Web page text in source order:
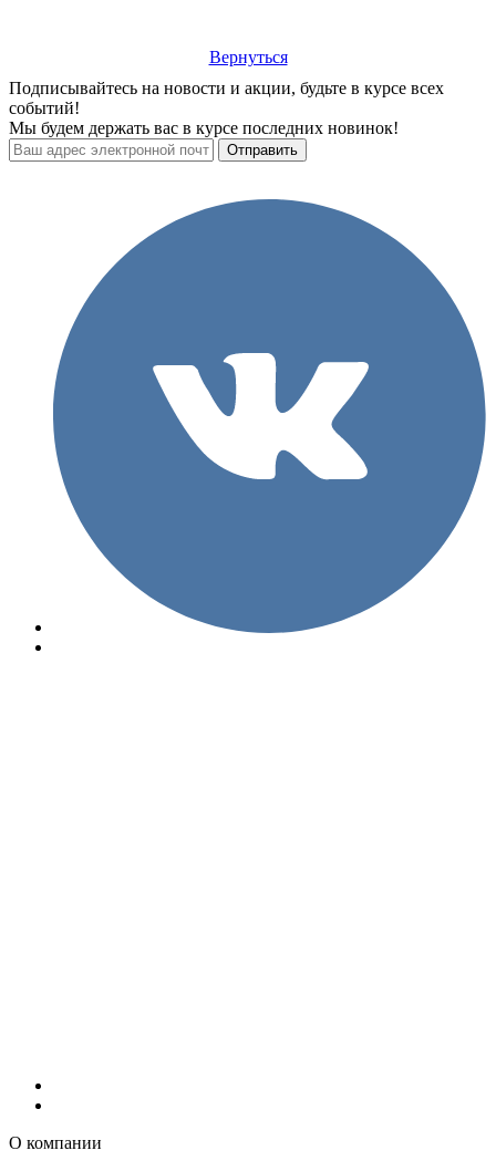
Вернуться
Подписывайтесь на новости и акции, будьте в курсе всех
событий!
Мы будем держать вас в курсе последних новинок!
О компании